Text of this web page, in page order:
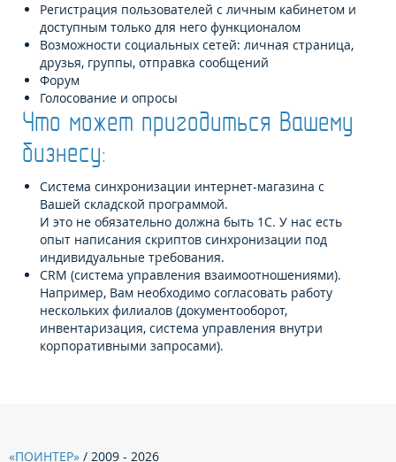
Регистрация пользователей с личным кабинетом и
доступным только для него функционалом
Возможности социальных сетей: личная страница,
друзья, группы, отправка сообщений
Форум
Голосование и опросы
Что может пригодиться Вашему
бизнесу:
Система синхронизации интернет-магазина с
Вашей складской программой.
И это не обязательно должна быть 1С. У нас есть
опыт написания скриптов синхронизации под
индивидуальные требования.
CRM (система управления взаимоотношениями).
Например, Вам необходимо согласовать работу
нескольких филиалов (документооборот,
инвентаризация, система управления внутри
корпоративными запросами).
«ПОИНТЕР» / 2009 - 2026